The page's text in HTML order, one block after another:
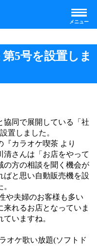
メニュー
5号を設置しま
協同で展開している「社
置しました。
カラオケ喫茶 より
清さんは「お店をやって
の方の相談を聞く機会が
ばと思い自動販売機を設
や夫婦のお客様も多い
来れるお店となっていま
いますね。
オケ歌い放題(ソフトド